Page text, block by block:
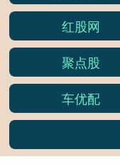
红股网
聚点股
车优配